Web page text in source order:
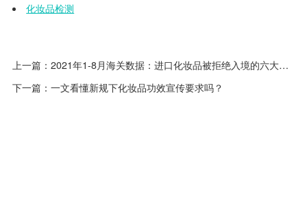
化妆品检测
上一篇： 2021年1-8月海关数据：进口化妆品被拒绝入境的六大原因
下一篇： 一文看懂新规下化妆品功效宣传要求吗？